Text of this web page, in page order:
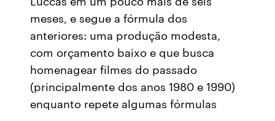
meses, e segue a fórmula dos
anteriores: uma produção modesta,
com orçamento baixo e que busca
homenagear filmes do passado
(principalmente dos anos 1980 e 1990)
enquanto repete algumas fórmulas